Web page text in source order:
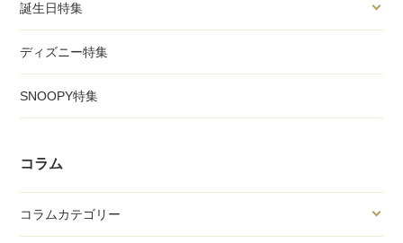
誕生日特集
ディズニー特集
SNOOPY特集
コラム
コラムカテゴリー